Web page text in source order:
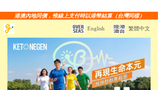
港澳內地同價，惟線上支付時以港幣結算（台灣同樣）
English 繁體中文